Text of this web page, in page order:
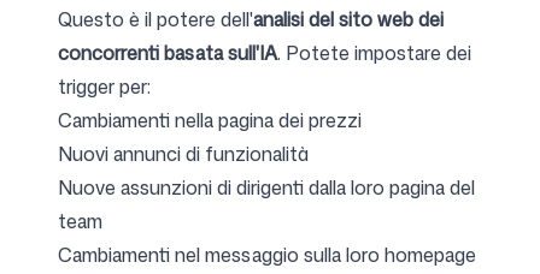
Questo è il potere dell'analisi del sito web dei
concorrenti basata sull'IA. Potete impostare dei
trigger per:
Cambiamenti nella pagina dei prezzi
Nuovi annunci di funzionalità
Nuove assunzioni di dirigenti dalla loro pagina del
team
Cambiamenti nel messaggio sulla loro homepage